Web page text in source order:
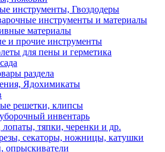
инструменты, Гвоздодеры
инструменты и материалы
материалы
и прочие инструменты
для пены и герметика
раздела
Ядохимикаты
решетки, клипсы
инвентарь
тяпки, черенки и др.
секаторы, ножницы, катушки
опрыскиватели